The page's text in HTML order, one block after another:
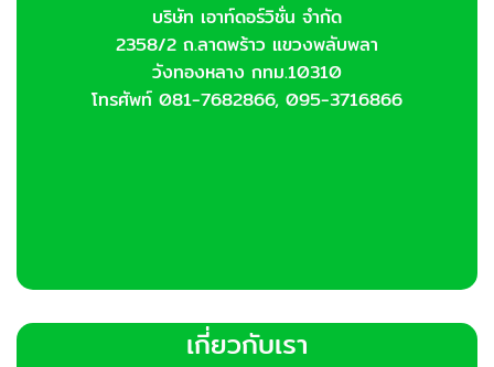
the
product
page
บริษัท เอาท์ดอร์วิชั่น จำกัด
2358/2 ถ.ลาดพร้าว แขวงพลับพลา
วังทองหลาง กทม.10310
โทรศัพท์ 081-7682866, 095-3716866
เกี่ยวกับเรา